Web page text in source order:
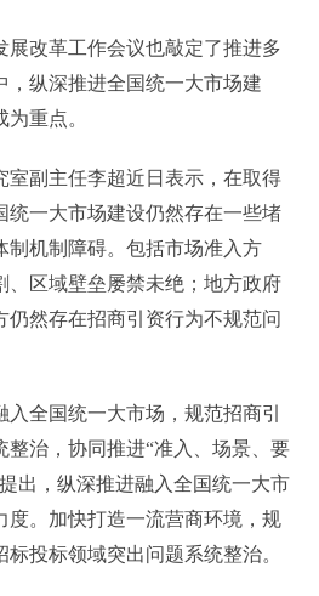
展改革工作会议也敲定了推进多
，纵深推进全国统一大市场建
重点。
室副主任李超近日表示，在取得
统一大市场建设仍然存在一些堵
制机制障碍。包括市场准入方
、区域壁垒屡禁未绝；地方政府
仍然存在招商引资行为不规范问
全国统一大市场，规范招商引
整治，协同推进“准入、场景、要
出，纵深推进融入全国统一大市
度。加快打造一流营商环境，规
投标领域突出问题系统整治。